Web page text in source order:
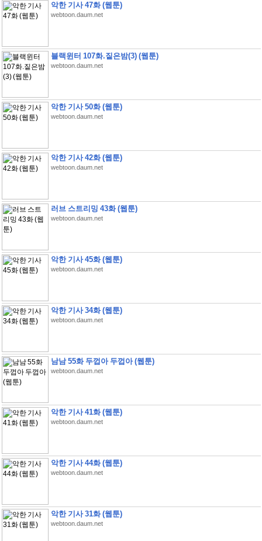
악한 기사 47화 (웹툰)
webtoon.daum.net
블랙윈터 107화.짙은밤(3) (웹툰)
webtoon.daum.net
악한 기사 50화 (웹툰)
webtoon.daum.net
악한 기사 42화 (웹툰)
webtoon.daum.net
러브 스트리밍 43화 (웹툰)
webtoon.daum.net
악한 기사 45화 (웹툰)
webtoon.daum.net
악한 기사 34화 (웹툰)
webtoon.daum.net
남남 55화 두껍아 두껍아 (웹툰)
webtoon.daum.net
악한 기사 41화 (웹툰)
webtoon.daum.net
악한 기사 44화 (웹툰)
webtoon.daum.net
악한 기사 31화 (웹툰)
webtoon.daum.net